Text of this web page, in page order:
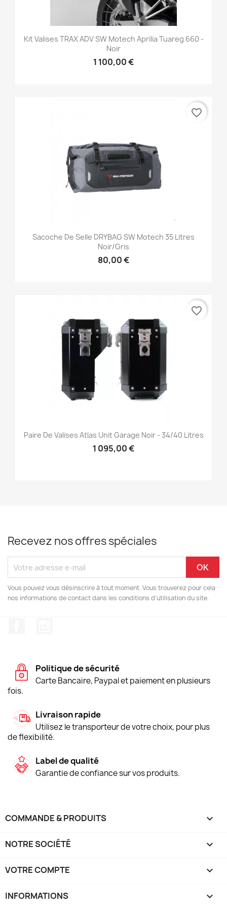
Kit Valises TRAX ADV SW Motech Aprilia Tuareg 660 -
Noir
1 100,00 €
Sacoche De Selle DRYBAG SW Motech 35 Litres
Noir/gris
80,00 €
favorite_border
Paire De Valises Atlas Unit Garage Noir - 34/40 Litres
1 095,00 €
favorite_border
Recevez nos offres spéciales
Vous pouvez vous désinscrire à tout moment. Vous trouverez pour cela
nos informations de contact dans les conditions d'utilisation du site.
Politique de sécurité
Carte Bancaire, Paypal et paiement en plusieurs
fois.
Livraison rapide
Utilisez le transporteur de votre choix, pour plus
de flexibilité.
Label de qualité
Garantie de confiance sur vos produits.
COMMANDE & PRODUITS 
NOTRE SOCIÉTÉ 
VOTRE COMPTE 
INFORMATIONS keyboard_arrow_down